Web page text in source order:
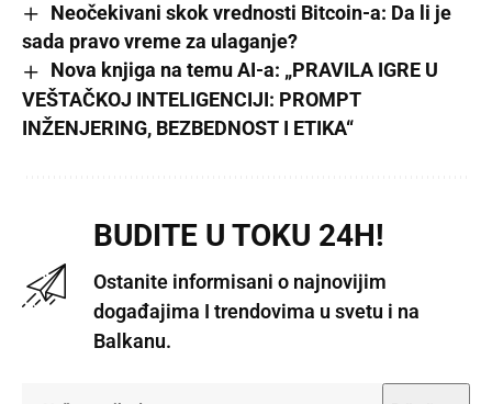
Neočekivani skok vrednosti Bitcoin-a: Da li je
sada pravo vreme za ulaganje?
Nova knjiga na temu AI-a: „PRAVILA IGRE U
VEŠTAČKOJ INTELIGENCIJI: PROMPT
INŽENJERING, BEZBEDNOST I ETIKA“
BUDITE U TOKU 24H!
Ostanite informisani o najnovijim
događajima I trendovima u svetu i na
Balkanu.